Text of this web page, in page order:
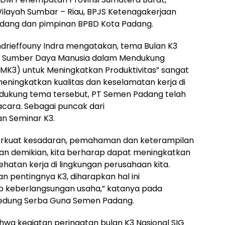
Sumbar – Riau, BPJS Ketenagakerjaan
dan pimpinan BPBD Kota Padang.
Indra mengatakan, tema Bulan K3
Daya Manusia dalam Mendukung
untuk Meningkatkan Produktivitas” sangat
kualitas dan keselamatan kerja di
tema tersebut, PT Semen Padang telah
Sebagai puncak dari
Seminar K3.
kesadaran, pemahaman dan keterampilan
demikian, kita berharap dapat meningkatkan
kerja di lingkungan perusahaan kita.
pentingnya K3, diharapkan hal ini
usaha,” katanya pada
Serba Guna Semen Padang.